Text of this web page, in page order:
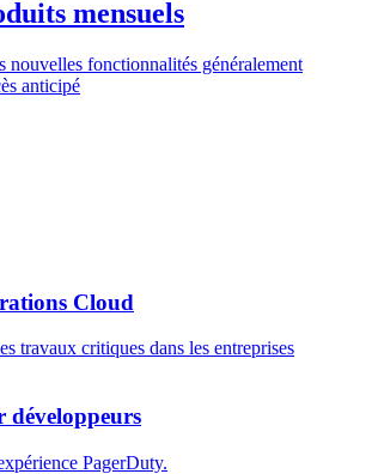
mensuels
nouvelles fonctionnalités généralement
anticipé
Cloud
travaux critiques dans les entreprises
développeurs
PagerDuty.